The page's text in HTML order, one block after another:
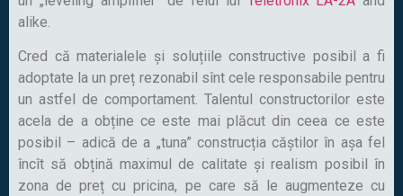
alike.
Cred că materialele și soluțiile constructive posibil a fi
adoptate la un preț rezonabil sînt cele responsabile pentru
un astfel de comportament. Talentul constructorilor este
acela de a obține ce este mai plăcut din ceea ce este
posibil – adică de a „tuna” construcția căștilor în așa fel
încît să obțină maximul de calitate și realism posibil în
zona de preț cu pricina, pe care să le augmenteze cu